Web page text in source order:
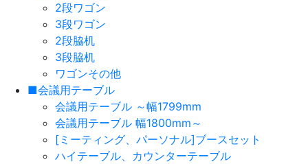
2段ワゴン
3段ワゴン
2段脇机
3段脇机
ワゴンその他
■会議用テーブル
会議用テーブル ～幅1799mm
会議用テーブル 幅1800mm～
[ミーティング、パーソナル]ブースセット
ハイテーブル、カウンターテーブル